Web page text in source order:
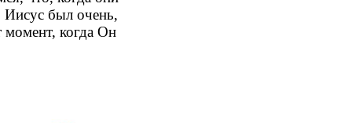
Иисус был очень,
момент, когда Он